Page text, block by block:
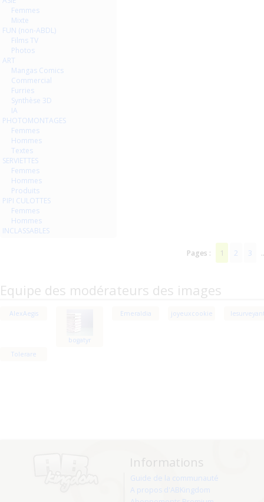
Femmes
Mixte
FUN (non-ABDL)
Films TV
Photos
ART
Mangas Comics
Commercial
Furries
Synthèse 3D
IA
PHOTOMONTAGES
Femmes
Hommes
Textes
SERVIETTES
Femmes
Hommes
Produits
PIPI CULOTTES
Femmes
Hommes
INCLASSABLES
Pages : 1 2 3
Equipe des modérateurs des images
AlexAegis
bogatyr
Emeraldia joyeuxcookie
Tolerare
Informations
Guide de la communauté
A propos d'ABKingdom